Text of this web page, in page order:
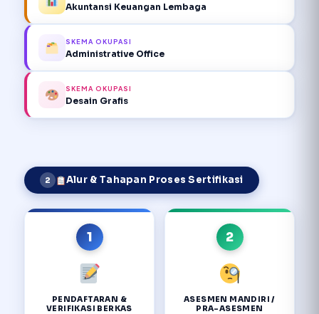
Akuntansi Keuangan Lembaga
SKEMA OKUPASI
Administrative Office
SKEMA OKUPASI
Desain Grafis
2 Alur & Tahapan Proses Sertifikasi
1
PENDAFTARAN &
VERIFIKASI BERKAS
2
ASESMEN MANDIRI /
PRA-ASESMEN